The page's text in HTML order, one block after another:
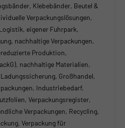
Klebebänder, Beutel &
Verpackungslösungen,
eigener Fuhrpark,
nachhaltige Verpackungen,
Produktion,
nachhaltige Materialien,
Großhandel,
Industriebedarf,
Verpackungsregister,
Verpackungen, Recycling,
Verpackung für